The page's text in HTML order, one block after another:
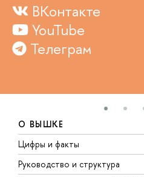
ВКонтакте
YouTube
Телеграм
О ВЫШКЕ
Цифры и факты
Руководство и структура